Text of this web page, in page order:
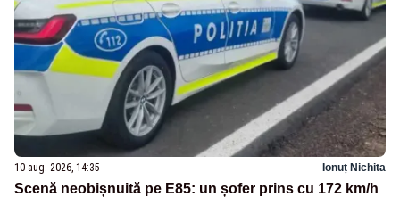
10 aug. 2026, 14:35 Ionuț Nichita
Scenă neobișnuită pe E85: un șofer prins cu 172 km/h